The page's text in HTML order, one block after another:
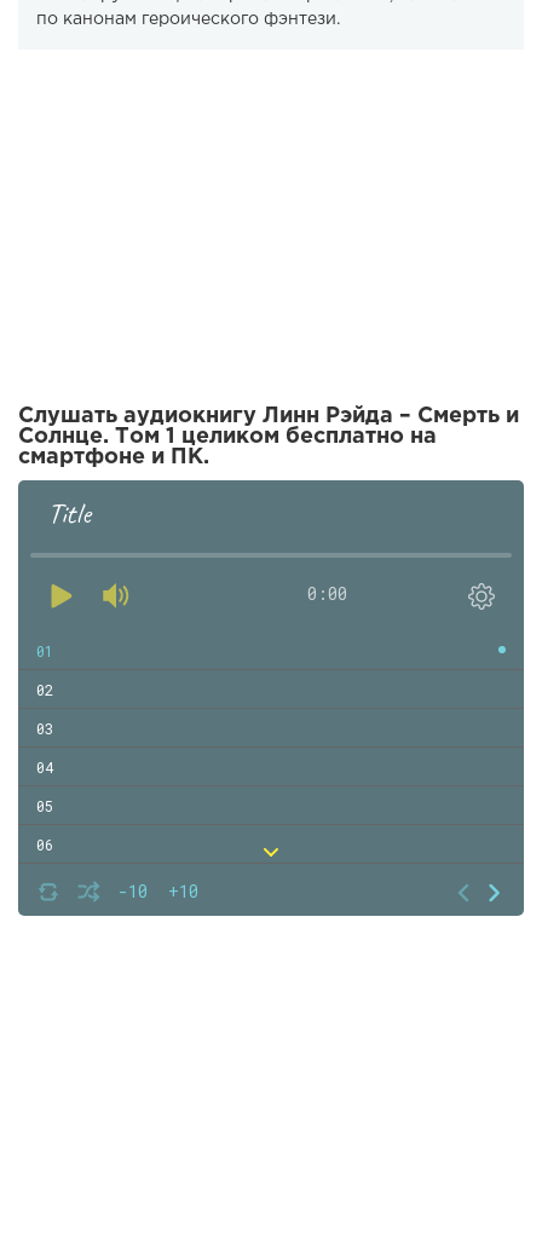
по канонам героического фэнтези.
Слушать аудиокнигу Линн Рэйда – Смерть и
Солнце. Том 1 целиком бесплатно на
смартфоне и ПК.
Title
0:00
-10 +10
01
02
03
04
05
06
07
08